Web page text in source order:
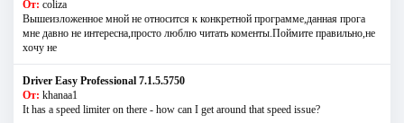
От: coliza
Вышеизложенное мной не относится к конкретной программе,данная прога
мне давно не интересна,просто люблю читать коменты.Поймите правильно,не
хочу не
Driver Easy Professional 7.1.5.5750
От: khanaa1
It has a speed limiter on there - how can I get around that speed issue?